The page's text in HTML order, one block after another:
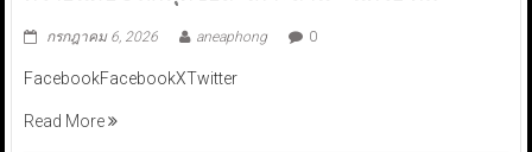
กรกฎาคม 6, 2026 aneaphong 0
FacebookFacebookXTwitter
Read More